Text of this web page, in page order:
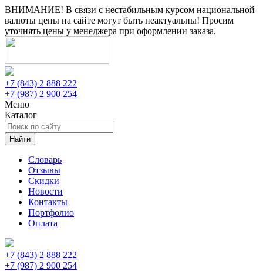
ВНИМАНИЕ! В связи с нестабильным курсом национальной
валюты цены на сайте могут быть неактуальны! Просим
уточнять цены у менеджера при оформлении заказа.
+7 (843) 2 888 222
+7 (987) 2 900 254
Меню
Каталог
Найти
Словарь
Отзывы
Скидки
Новости
Контакты
Портфолио
Оплата
+7 (843) 2 888 222
+7 (987) 2 900 254